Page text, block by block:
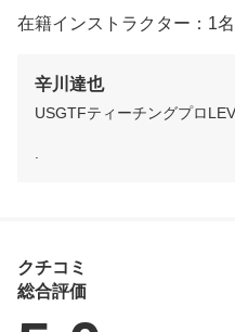
在籍インストラクター：1名
辛川達也
USGTFティーチングプロ
クチコミ
総合評価